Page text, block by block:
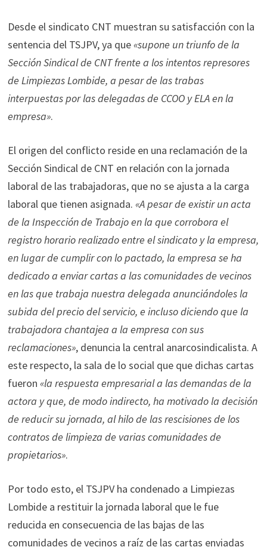
Desde el sindicato CNT muestran su satisfacción con la
sentencia del TSJPV, ya que«supone un triunfo de la
Sección Sindical de CNT frente a los intentos represores
de Limpiezas Lombide, a pesar de las trabas
interpuestas por las delegadas de CCOO y ELA en la
empresa».
El origen del conflicto reside en una reclamación de la
Sección Sindical de CNT en relación con la jornada
laboral de las trabajadoras, que no se ajusta a la carga
laboral que tienen asignada. «A pesar de existir un acta
de la Inspección de Trabajo en la que corrobora el
registro horario realizado entre el sindicato y la empresa,
en lugar de cumplir con lo pactado, la empresa se ha
dedicado a enviar cartas a las comunidades de vecinos
en las que trabaja nuestra delegada anunciándoles la
subida del precio del servicio, e incluso diciendo que la
trabajadora chantajea a la empresa con sus
reclamaciones», denuncia la central anarcosindicalista. A
este respecto, la sala de lo social que que dichas cartas
fueron «la respuesta empresarial a las demandas de la
actora y que, de modo indirecto, ha motivado la decisión
de reducir su jornada, al hilo de las rescisiones de los
contratos de limpieza de varias comunidades de
propietarios».
Por todo esto, el TSJPV ha condenado a Limpiezas
Lombide a restituir la jornada laboral que le fue
reducida en consecuencia de las bajas de las
comunidades de vecinos a raíz de las cartas enviadas